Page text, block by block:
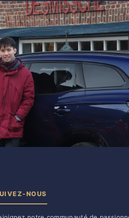
NOUS